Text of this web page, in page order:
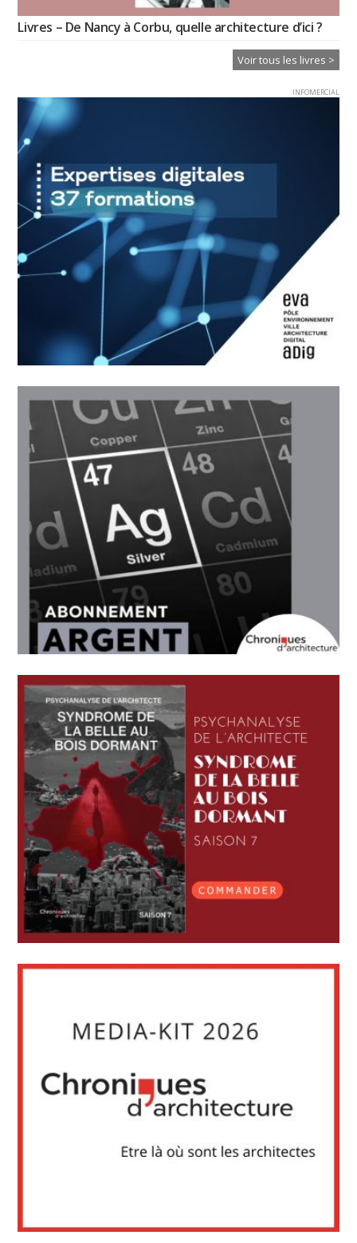
Livres – De Nancy à Corbu, quelle architecture d’ici ?
Voir tous les livres >
INFOMERCIAL